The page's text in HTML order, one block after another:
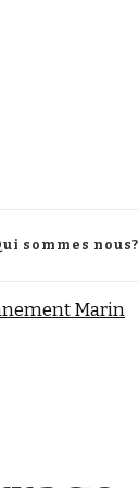
sommes nous?
Marin